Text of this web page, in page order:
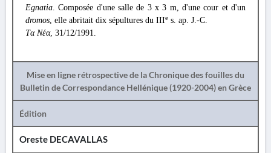
Egnatia. Composée d'une salle de 3 x 3 m, d'une cour et d'un
dromos, elle abritait dix sépultures du IIIe s. ap. J.-C.
Tα Nέα, 31/12/1991.
Mise en ligne rétrospective de la Chronique des fouilles du
Bulletin de Correspondance Hellénique (1920-2004) en Grèce
Édition
Oreste DECAVALLAS